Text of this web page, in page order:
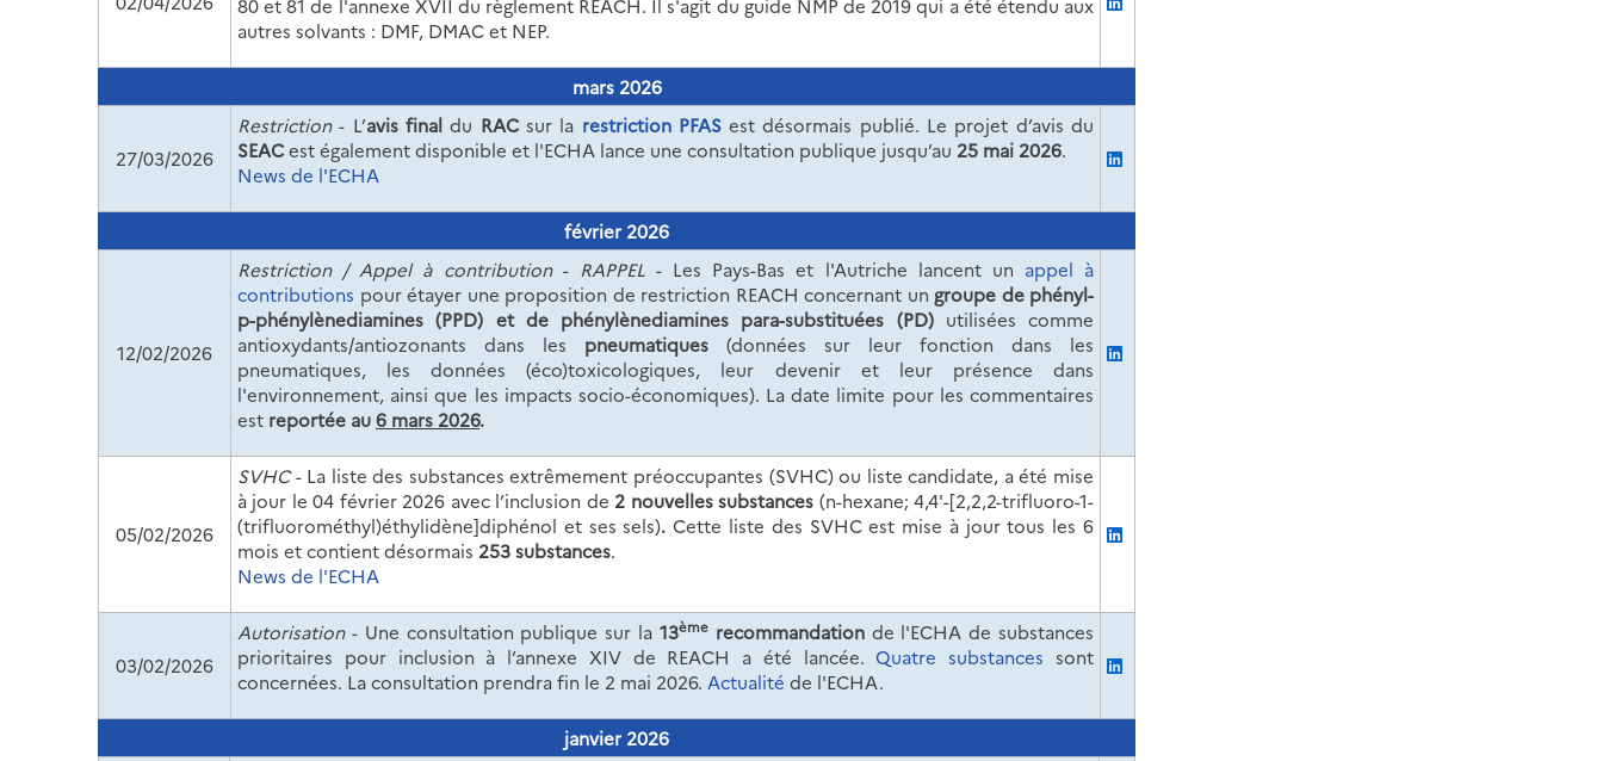
autres solvants : DMF, DMAC et NEP.
mars 2026
27/03/2026
Restriction- L’avis finaldu RACsur la restriction PFASest désormais publié. Le projet d’avis du
SEACest également disponible et l'ECHA lance une consultation publique jusqu’au 25 mai 2026.
News de l'ECHA
février 2026
12/02/2026
Restriction / Appel à contribution- RAPPEL - Les Pays-Bas et l'Autriche lancent un appel à
contributions pour étayer une proposition de restriction REACH concernant un groupe de phényl-
p-phénylènediamines (PPD) et de phénylènediamines para-substituées (PD)utilisées comme
antioxydants/antiozonants dans les pneumatiques (données sur leur fonction dans les
pneumatiques, les données (éco)toxicologiques, leur devenir et leur présence dans
l'environnement, ainsi que les impacts socio-économiques). La date limite pour les commentaires
est reportée au6 mars 2026.
05/02/2026
SVHC- La liste des substances extrêmement préoccupantes (SVHC) ou liste candidate, a été mise
à jour le 04 février 2026 avec l’inclusion de 2 nouvelles substances (n-hexane; 4,4'-[2,2,2-trifluoro-1-
(trifluorométhyl)éthylidène]diphénol et ses sels). Cette liste des SVHC est mise à jour tous les 6
mois et contient désormais 253 substances.
News de l'ECHA
03/02/2026
Autorisation - Une consultation publique sur la 13èmerecommandationde l'ECHA de substances
prioritaires pour inclusion à l’annexe XIV de REACH a été lancée.Quatre substances sont
concernées. La consultation prendra fin le 2 mai 2026. Actualité de l'ECHA.
janvier 2026